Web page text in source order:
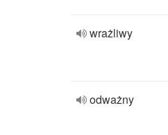
wrażliwy
odważny